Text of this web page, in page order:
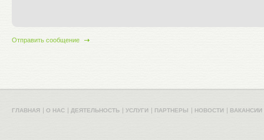
ГЛАВНАЯ О НАС ДЕЯТЕЛЬНОСТЬ УСЛУГИ ПАРТНЕРЫ НОВОСТИ ВАКАНСИИ